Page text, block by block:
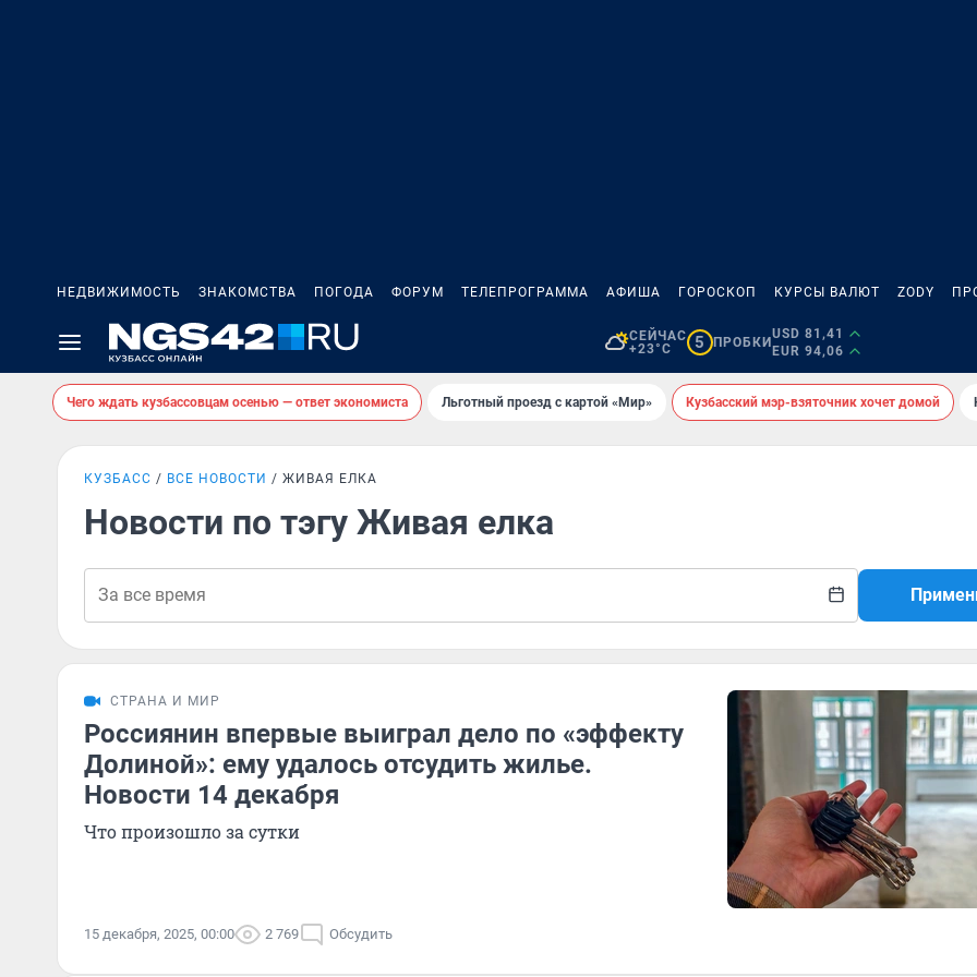
НЕДВИЖИМОСТЬ ЗНАКОМСТВА ПОГОДА ФОРУМ ТЕЛЕПРОГРАММА АФИША ГОРОСКОП КУРСЫ ВАЛЮТ ZODY
СЕЙЧАС
+23°C
5 ПРОБКИ
USD 81,41
EUR 94,06
Чего ждать кузбассовцам осенью — ответ экономиста Льготный проезд с картой «Мир» Кузбасский мэр-взяточник хочет домой
КУЗБАСС ВСЕ НОВОСТИ ЖИВАЯ ЕЛКА
Новости по тэгу Живая елка
СТРАНА И МИР
Россиянин впервые выиграл дело по «эффекту
Долиной»: ему удалось отсудить жилье.
Новости 14 декабря
Что произошло за сутки
15 декабря, 2025, 00:00 2 769 Обсудить